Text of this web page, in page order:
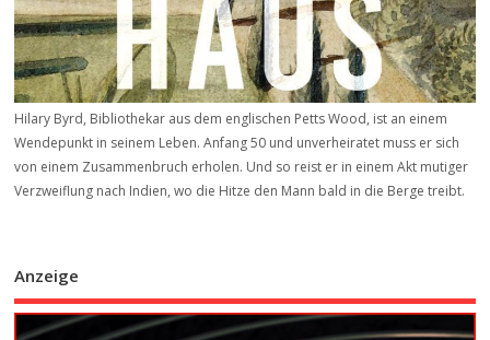
Hilary Byrd, Bibliothekar aus dem englischen Petts Wood, ist an einem
Wendepunkt in seinem Leben. Anfang 50 und unverheiratet muss er sich
von einem Zusammenbruch erholen. Und so reist er in einem Akt mutiger
Verzweiflung nach Indien, wo die Hitze den Mann bald in die Berge treibt.
Anzeige